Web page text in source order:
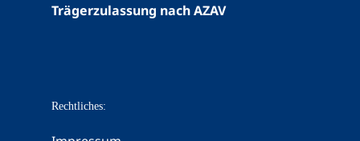
Trägerzulassung nach AZAV
Rechtliches: